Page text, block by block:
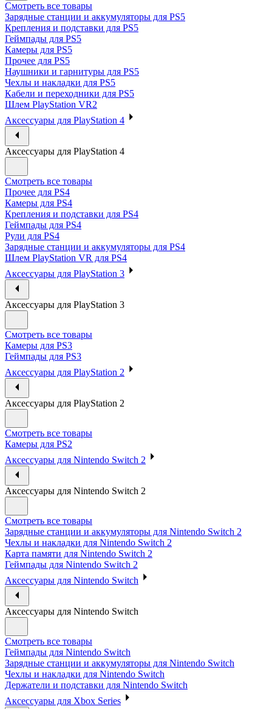
Смотреть все товары
Зарядные станции и аккумуляторы для PS5
Крепления и подставки для PS5
Геймпады для PS5
Камеры для PS5
Прочее для PS5
Наушники и гарнитуры для PS5
Чехлы и накладки для PS5
Кабели и переходники для PS5
Шлем PlayStation VR2
Аксессуары для PlayStation 4
Аксессуары для PlayStation 4
Смотреть все товары
Прочее для PS4
Камеры для PS4
Крепления и подставки для PS4
Геймпады для PS4
Рули для PS4
Зарядные станции и аккумуляторы для PS4
Шлем PlayStation VR для PS4
Аксессуары для PlayStation 3
Аксессуары для PlayStation 3
Смотреть все товары
Камеры для PS3
Геймпады для PS3
Аксессуары для PlayStation 2
Аксессуары для PlayStation 2
Смотреть все товары
Камеры для PS2
Аксессуары для Nintendo Switch 2
Аксессуары для Nintendo Switch 2
Смотреть все товары
Зарядные станции и аккумуляторы для Nintendo Switch 2
Чехлы и накладки для Nintendo Switch 2
Карта памяти для Nintendo Switch 2
Геймпады для Nintendo Switch 2
Аксессуары для Nintendo Switch
Аксессуары для Nintendo Switch
Смотреть все товары
Геймпады для Nintendo Switch
Зарядные станции и аккумуляторы для Nintendo Switch
Чехлы и накладки для Nintendo Switch
Держатели и подставки для Nintendo Switch
Аксессуары для Xbox Series